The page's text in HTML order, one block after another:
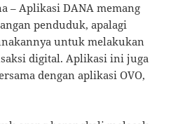
– Aplikasi DANA memang
penduduk, apalagi
untuk melakukan
digital. Aplikasi ini juga
dengan aplikasi OVO,